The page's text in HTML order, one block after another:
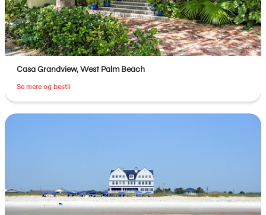
Casa Grandview, West Palm Beach
Se mere og bestil